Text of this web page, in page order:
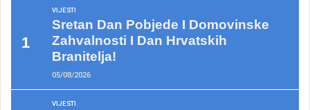
VIJESTI
Sretan Dan Pobjede I Domovinske
Zahvalnosti I Dan Hrvatskih
Branitelja!
05/08/2026
VIJESTI